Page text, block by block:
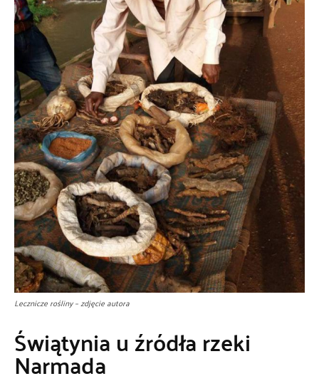
Lecznicze rośliny – zdjęcie autora
Świątynia u źródła rzeki
Narmada